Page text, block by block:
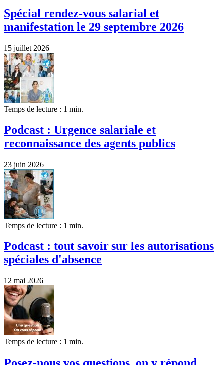
Spécial rendez-vous salarial et
manifestation le 29 septembre 2026
15 juillet 2026
Temps de lecture : 1 min.
Podcast : Urgence salariale et
reconnaissance des agents publics
23 juin 2026
Temps de lecture : 1 min.
Podcast : tout savoir sur les autorisations
spéciales d'absence
12 mai 2026
Temps de lecture : 1 min.